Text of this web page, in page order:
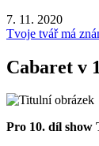
7. 11. 2020
Tvoje tvář má
Cabaret v
Pro 10. díl show